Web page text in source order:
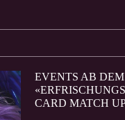
EVENTS AB
CARD MATCH